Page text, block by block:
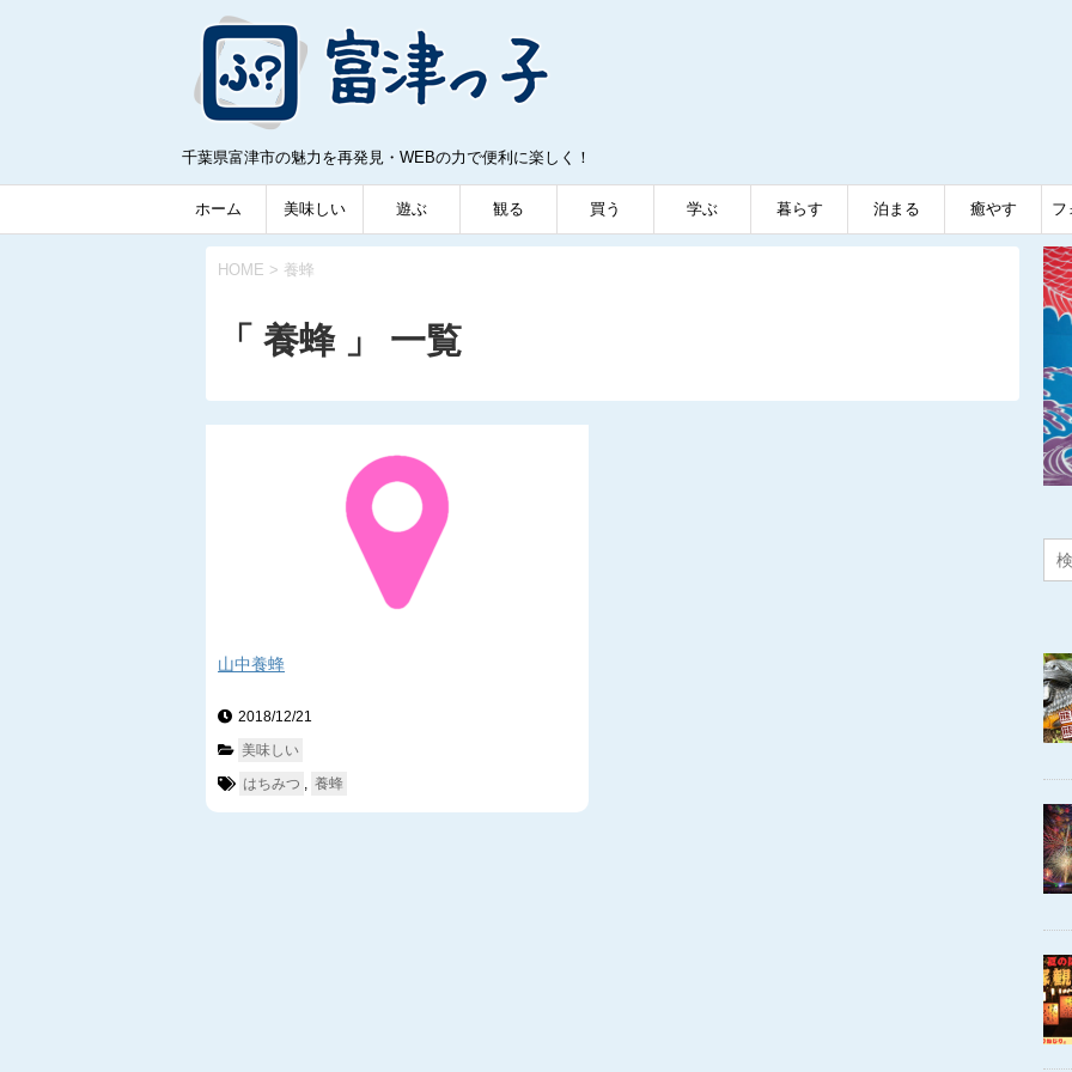
千葉県富津市の魅力を再発見・WEBの力で便利に楽しく！
ホーム 美味しい 遊ぶ 観る 買う 学ぶ 暮らす 泊まる 癒やす フ
HOME > 養蜂
「 養蜂 」 一覧
山中養蜂
2018/12/21
美味しい
はちみつ , 養蜂